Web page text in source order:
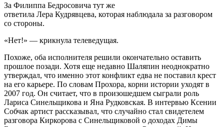
За Филиппа Бедросовича тут же
ответила Лера Кудрявцева, которая наблюдала за разговором
со стороны.
«Нет!» — крикнула телеведущая.
Похоже, оба исполнителя решили окончательно оставить
прошлое позади. Хотя еще недавно Шаляпин неоднократно
утверждал, что именно этот конфликт едва не поставил крест
на его карьере. По словам Прохора, корни истории уходят в
2007 год. Он считает, что в произошедшем сыграли роль
Лариса Синельщикова и Яна Рудковская. В интервью Ксении
Собчак артист рассказывал, что случайно стал свидетелем
разговора Киркорова с Синельщиковой о доходах Димы